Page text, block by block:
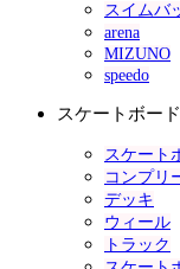
スイムバ
arena
MIZUNO
speedo
スケートボード
スケート
コンプリ
デッキ
ウィール
トラック